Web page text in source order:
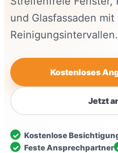
und Glasfassaden
Reinigungsintervallen.
Kostenloses
Jetzt
Kostenlose
Feste Ansprechpartner